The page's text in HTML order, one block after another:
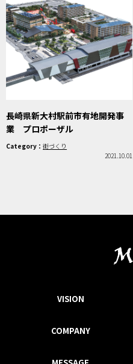
長崎県新大村駅前市有地開発事
業 プロポーザル
Category：街づくり
2021.10.01
VISION
COMPANY